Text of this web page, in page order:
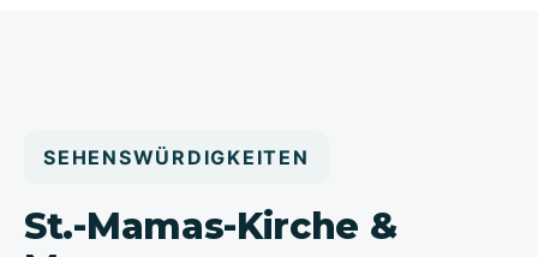
SEHENSWÜRDIGKEITEN
St.-Mamas-Kirche &